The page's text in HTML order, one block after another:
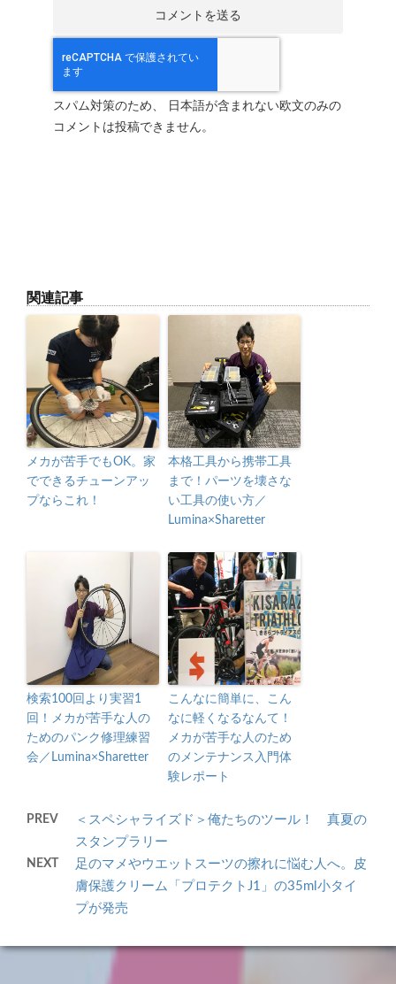
スパム対策のため、 日本語が含まれない欧文のみの
コメントは投稿できません。
関連記事
メカが苦手でもOK。家
でできるチューンアッ
プならこれ！
本格工具から携帯工具
まで！パーツを壊さな
い工具の使い方／
Lumina×Sharetter
検索100回より実習1
回！メカが苦手な人の
ためのパンク修理練習
会／Lumina×Sharetter
こんなに簡単に、こん
なに軽くなるなんて！
メカが苦手な人のため
のメンテナンス入門体
験レポート
PREV
＜スペシャライズド＞俺たちのツール！ 真夏の
スタンプラリー
NEXT
足のマメやウエットスーツの擦れに悩む人へ。皮
膚保護クリーム「プロテクトJ1」の35ml小タイ
プが発売